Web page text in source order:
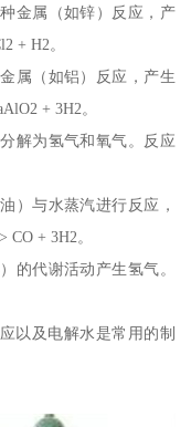
金属（如锌）反应，产
+ H2。
属（如铝）反应，产生
+ 3H2。
解为氢气和氧气。反应
）与水蒸汽进行反应，
+ 3H2。
的代谢活动产生氢气。
以及电解水是常用的制